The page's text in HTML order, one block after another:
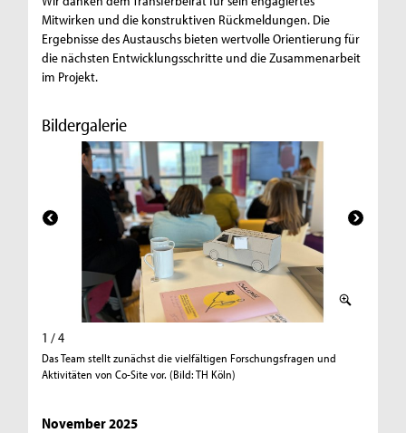
Mitwirken und die konstruktiven Rückmeldungen. Die
Ergebnisse des Austauschs bieten wertvolle Orientierung für
die nächsten Entwicklungsschritte und die Zusammenarbeit
im Projekt.
Bildergalerie
1 / 4
Das Team stellt zunächst die vielfältigen Forschungsfragen und
Aktivitäten von Co-Site vor. (Bild: TH Köln)
November 2025